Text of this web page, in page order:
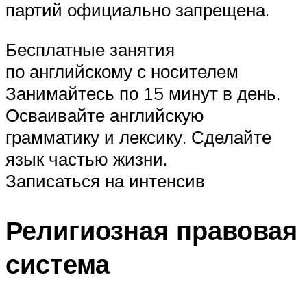
партий официально запрещена.
Бесплатные занятия
по английскому с носителем
Занимайтесь по 15 минут в день.
Осваивайте английскую
грамматику и лексику. Сделайте
язык частью жизни.
Записаться на интенсив
Религиозная правовая
система